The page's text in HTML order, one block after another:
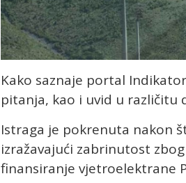
Kako saznaje portal
pitanja, kao i uvid u različitu
Istraga je pokrenuta nakon
izražavajući zabrinutost
finansiranje vjetroelektrane